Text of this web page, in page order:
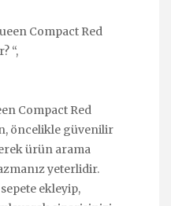
Compact Red
“,
Compact Red
öncelikle güvenilir
ürün arama
yeterlidir.
ekleyip,